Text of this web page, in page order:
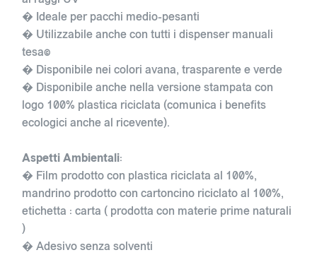
� Ideale per pacchi medio-pesanti
� Utilizzabile anche con tutti i dispenser manuali
tesa©
� Disponibile nei colori avana, trasparente e verde
� Disponibile anche nella versione stampata con
logo 100% plastica riciclata (comunica i benefits
ecologici anche al ricevente).
Aspetti Ambientali:
� Film prodotto con plastica riciclata al 100%,
mandrino prodotto con cartoncino riciclato al 100%,
etichetta : carta ( prodotta con materie prime naturali
)
� Adesivo senza solventi